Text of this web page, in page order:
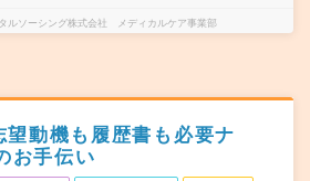
ルソーシング株式会社 メディカルケア事業部
動機も履歴書も必要ナ
お手伝い